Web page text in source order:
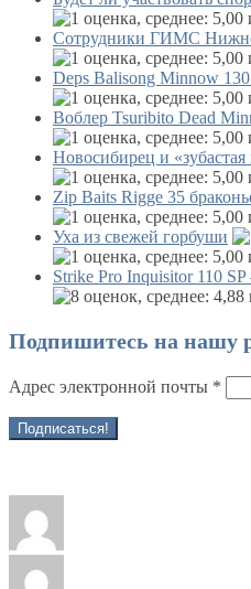
Сотрудники ГИМС
Deps Balisong Minnow
Воблер Tsuribito Dead
Новосибирец и «зубастая
Zip Baits Rigge 35
Уха из свежей горбуши
Strike Pro Inquisitor 110
Подпишитесь на нашу
Адрес электронной почты *